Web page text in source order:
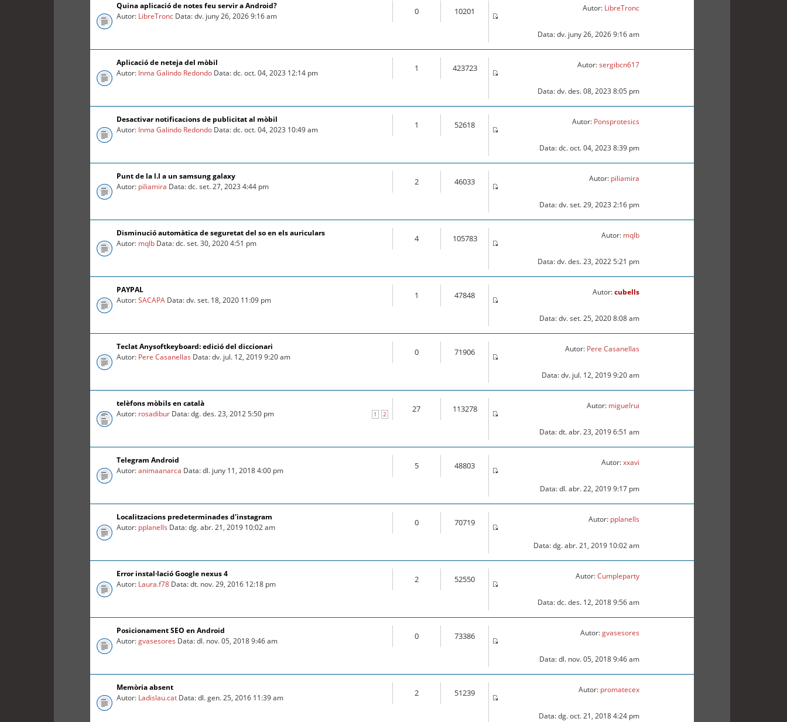
Quina aplicació de notes feu servir a Android?
Autor: LibreTronc Data: dv. juny 26, 2026 9:16 am 0 10201 Autor: LibreTronc
Data: dv. juny 26, 2026 9:16 am
Aplicació de neteja del mòbil
Autor: Inma Galindo Redondo Data: dc. oct. 04, 2023 12:14 pm 1 423723 Autor:sergibcn617
Data: dv. des. 08, 2023 8:05 pm
Desactivar notificacions de publicitat al mòbil
Autor: Inma Galindo Redondo Data: dc. oct. 04, 2023 10:49 am 1 52618 Autor: Ponsprotesics
Data: dc. oct. 04, 2023 8:39 pm
Punt de la l.l a un samsung galaxy
Autor: piliamira Data: dc. set. 27, 2023 4:44 pm 2 46033 Autor: piliamira
Data: dv. set. 29, 2023 2:16 pm
Disminució automàtica de seguretat del so en els auriculars
Autor: mqlb Data: dc. set. 30, 2020 4:51 pm 4 105783 Autor: mqlb
Data: dv. des. 23, 2022 5:21 pm
PAYPAL
Autor:SACAPA Data: dv. set. 18, 2020 11:09 pm 1 47848 Autor:cubells
Data: dv. set. 25, 2020 8:08 am
Teclat Anysoftkeyboard: edició del diccionari
Autor: Pere Casanellas Data: dv. jul. 12, 2019 9:20 am 0 71906 Autor: Pere Casanellas
Data: dv. jul. 12, 2019 9:20 am
telèfons mòbils en català
1 2
Autor: rosadibur Data: dg. des. 23, 2012 5:50 pm 27 113278 Autor: miguelrui
Data: dt. abr. 23, 2019 6:51 am
Telegram Android
Autor:animaanarca Data: dl. juny 11, 2018 4:00 pm 5 48803 Autor:xxavi
Data: dl. abr. 22, 2019 9:17 pm
Localitzacions predeterminades d'instagram
Autor: pplanells Data: dg. abr. 21, 2019 10:02 am 0 70719 Autor: pplanells
Data: dg. abr. 21, 2019 10:02 am
Error instal·lació Google nexus 4
Autor: Laura.f78 Data: dt. nov. 29, 2016 12:18 pm 2 52550 Autor:Cumpleparty
Data: dc. des. 12, 2018 9:56 am
Posicionament SEO en Android
Autor:gvasesores Data: dl. nov. 05, 2018 9:46 am 0 73386 Autor:gvasesores
Data: dl. nov. 05, 2018 9:46 am
Memòria absent
Autor: Ladislau.cat Data: dl. gen. 25, 2016 11:39 am 2 51239 Autor: promatecex
Data: dg. oct. 21, 2018 4:24 pm